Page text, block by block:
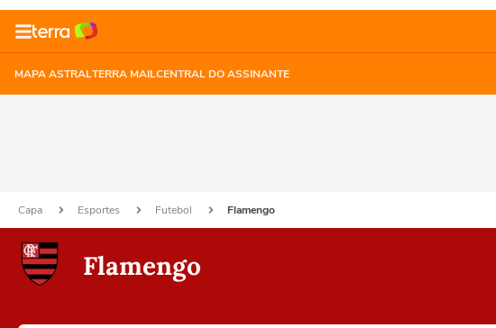
MAPA ASTRALTERRA MAILCENTRAL DO ASSINANTE
Capa Esportes Futebol Flamengo
Flamengo